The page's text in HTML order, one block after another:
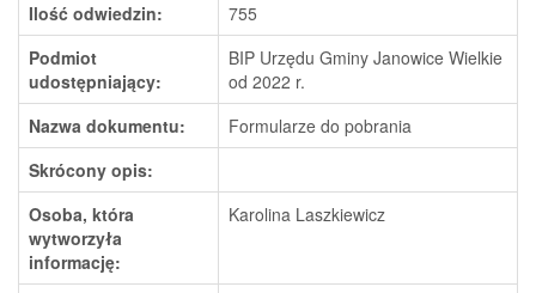
Ilość odwiedzin:
755
Podmiot
udostępniający:
BIP Urzędu Gminy Janowice Wielkie
od 2022 r.
Nazwa dokumentu:
Formularze do pobrania
Skrócony opis:
Osoba, która
wytworzyła
informację:
Karolina Laszkiewicz